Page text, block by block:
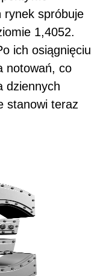
rynek spróbuje
1,4052.
ich osiągnięciu
notowań, co
dziennych
stanowi teraz